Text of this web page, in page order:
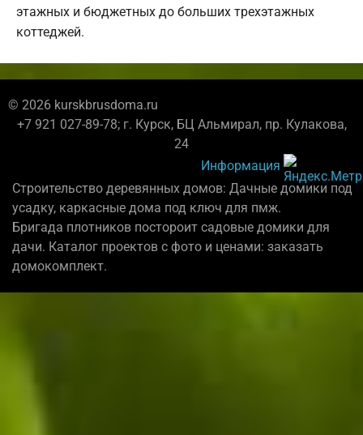
этажных и бюджетных до больших трехэтажных
коттеджей.
© 2026 kurskbrusdoma.ru
+7 921 027-89-78; г. Курск, БЦ Альмирал, пр. Кулакова,
24
Информация
Строительство деревянных домов: Дачные домики под
усадку, каркасные дома под ключ для пмж.
Бригада плотников постороит садовые домики для
дачи. Каталог проектов с фото и ценами: заказать
домокомплект.